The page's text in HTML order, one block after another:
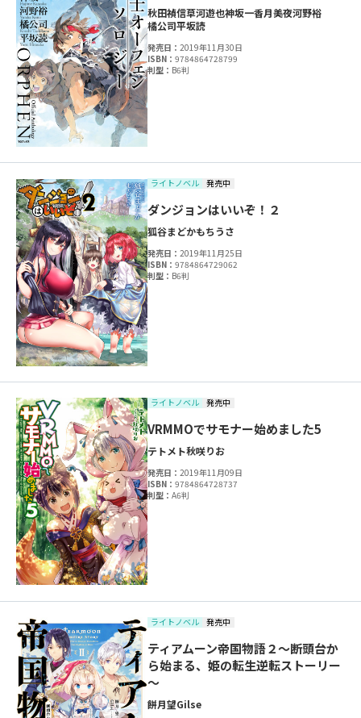
秋田禎信草河遊也神坂一香月美夜河野裕
橘公司平坂読
発売日：2019年11月30日
ISBN：9784864728799
判型： B6判
ライトノベル 発売中
ダンジョンはいいぞ！２
狐谷まどかもちうさ
発売日：2019年11月25日
ISBN：9784864729062
判型： B6判
ライトノベル 発売中
VRMMOでサモナー始めました5
テトメト秋咲りお
発売日：2019年11月09日
ISBN：9784864728737
判型：A6判
ライトノベル 発売中
ティアムーン帝国物語２～断頭台か
ら始まる、姫の転生逆転ストーリー
～
餅月望Gilse